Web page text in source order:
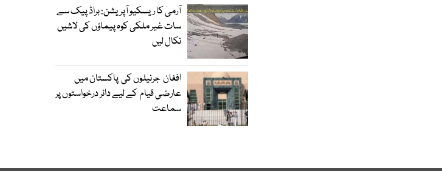
آرمی کا ریسکیو آپریشن: براڈ پیک سے
سات غیر ملکی کوہ پیماؤں کی لاشیں
نکال لیں
افغان جرنیلوں کی پاکستان میں
عارضی قیام کے لیے دائر درخواستوں پر
سماعت